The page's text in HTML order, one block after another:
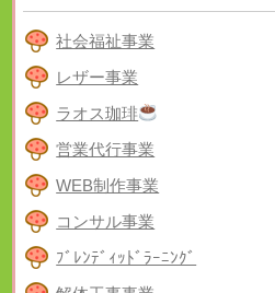
社会福祉事業
レザー事業
ラオス珈琲
営業代行事業
WEB制作事業
コンサル事業
ﾌﾞﾚﾝﾃﾞｨｯﾄﾞﾗｰﾆﾝｸﾞ